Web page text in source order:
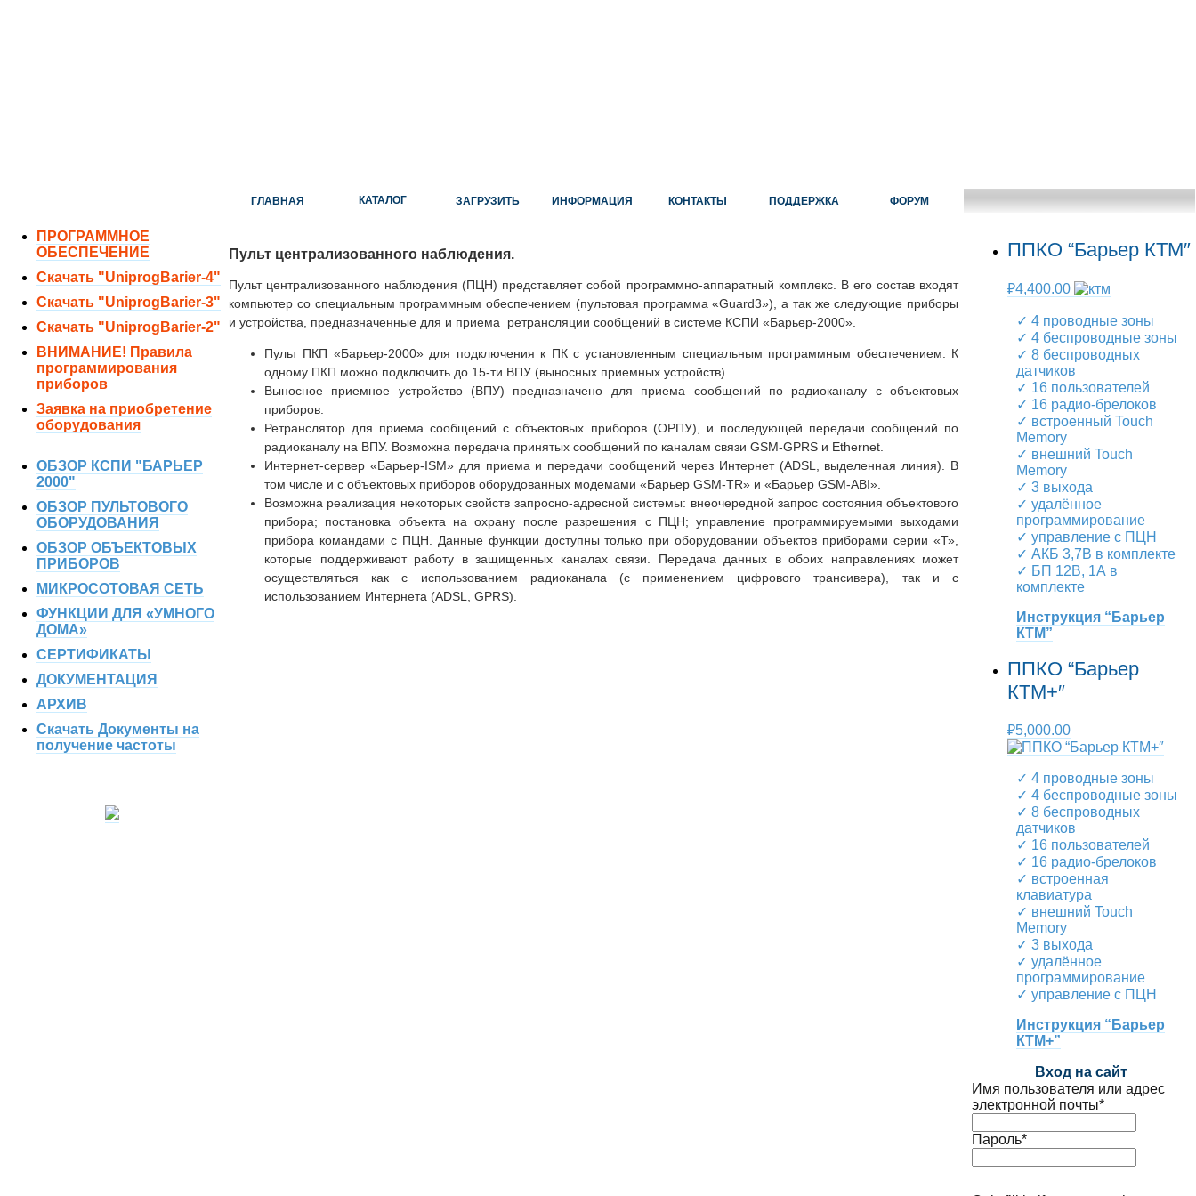
ПРОГРАММНОЕ
ОБЕСПЕЧЕНИЕ
Скачать "UniprogBarier-4"
Скачать "UniprogBarier-3"
Скачать "UniprogBarier-2"
ВНИМАНИЕ! Правила
программирования
приборов
Заявка на приобретение
оборудования
ОБЗОР КСПИ "БАРЬЕР
2000"
ОБЗОР ПУЛЬТОВОГО
ОБОРУДОВАНИЯ
ОБЗОР ОБЪЕКТОВЫХ
ПРИБОРОВ
МИКРОСОТОВАЯ СЕТЬ
ФУНКЦИИ ДЛЯ «УМНОГО
ДОМА»
СЕРТИФИКАТЫ
ДОКУМЕНТАЦИЯ
АРХИВ
Скачать Документы на
получение частоты
ГЛАВНАЯ КАТАЛОГ ЗАГРУЗИТЬ ИНФОРМАЦИЯ КОНТАКТЫ ПОДДЕРЖКА ФОРУМ
Пульт централизованного наблюдения.
Пульт централизованного наблюдения (ПЦН) представляет собой программно-аппаратный комплекс. В его состав входят
компьютер со специальным программным обеспечением (пультовая программа «Guard3»), а так же следующие приборы
и устройства, предназначенные для и приема ретрансляции сообщений в системе КСПИ «Барьер-2000».
Пульт ПКП «Барьер-2000» для подключения к ПК с установленным специальным программным обеспечением. К
одному ПКП можно подключить до 15-ти ВПУ (выносных приемных устройств).
Выносное приемное устройство (ВПУ) предназначено для приема сообщений по радиоканалу с объектовых
приборов.
Ретранслятор для приема сообщений с объектовых приборов (ОРПУ), и последующей передачи сообщений по
радиоканалу на ВПУ. Возможна передача принятых сообщений по каналам связи GSM-GPRS и Ethernet.
Интернет-сервер «Барьер-ISM» для приема и передачи сообщений через Интернет (ADSL, выделенная линия). В
том числе и с объектовых приборов оборудованных модемами «Барьер GSM-TR» и «Барьер GSM-ABI».
Возможна реализация некоторых свойств запросно-адресной системы: внеочередной запрос состояния объектового
прибора; постановка объекта на охрану после разрешения с ПЦН; управление программируемыми выходами
прибора командами с ПЦН. Данные функции доступны только при оборудовании объектов приборами серии «Т»,
которые поддерживают работу в защищенных каналах связи. Передача данных в обоих направлениях может
осуществляться как с использованием радиоканала (с применением цифрового трансивера), так и с
использованием Интернета (ADSL, GPRS).
ППКО “Барьер КТМ″
₽4,400.00
✓ 4 проводные зоны
✓ 4 беспроводные зоны
✓ 8 беспроводных
датчиков
✓ 16 пользователей
✓ 16 радио-брелоков
✓ встроенный Touch
Memory
✓ внешний Touch
Memory
✓ 3 выхода
✓ удалённое
программирование
✓ управление с ПЦН
✓ АКБ 3,7В в комплекте
✓ БП 12В, 1А в
комплекте
Инструкция “Барьер
КТМ”
ППКО “Барьер
КТМ+″
₽5,000.00
✓ 4 проводные зоны
✓ 4 беспроводные зоны
✓ 8 беспроводных
датчиков
✓ 16 пользователей
✓ 16 радио-брелоков
✓ встроенная
клавиатура
✓ внешний Touch
Memory
✓ 3 выхода
✓ удалённое
программирование
✓ управление с ПЦН
Инструкция “Барьер
КТМ+”
Вход на сайт
Имя пользователя или адрес
электронной почты*
Пароль*